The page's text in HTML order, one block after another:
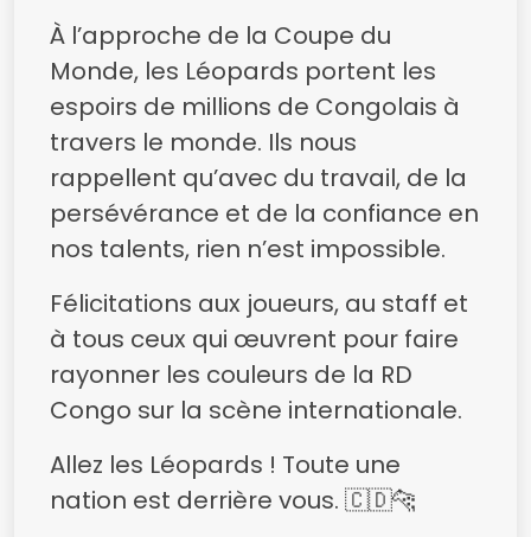
À l’approche de la Coupe du
Monde, les Léopards portent les
espoirs de millions de Congolais à
travers le monde. Ils nous
rappellent qu’avec du travail, de la
persévérance et de la confiance en
nos talents, rien n’est impossible.
Félicitations aux joueurs, au staff et
à tous ceux qui œuvrent pour faire
rayonner les couleurs de la RD
Congo sur la scène internationale.
Allez les Léopards ! Toute une
nation est derrière vous. 🇨🇩🐆